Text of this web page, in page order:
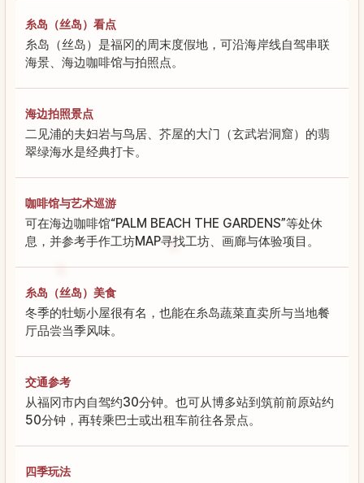
糸岛（丝岛）看点
糸岛（丝岛）是福冈的周末度假地，可沿海岸线自驾串联
海景、海边咖啡馆与拍照点。
海边拍照景点
二见浦的夫妇岩与鸟居、芥屋的大门（玄武岩洞窟）的翡
翠绿海水是经典打卡。
咖啡馆与艺术巡游
可在海边咖啡馆“PALM BEACH THE GARDENS”等处休
息，并参考手作工坊MAP寻找工坊、画廊与体验项目。
糸岛（丝岛）美食
冬季的牡蛎小屋很有名，也能在糸岛蔬菜直卖所与当地餐
厅品尝当季风味。
交通参考
从福冈市内自驾约30分钟。也可从博多站到筑前前原站约
50分钟，再转乘巴士或出租车前往各景点。
四季玩法